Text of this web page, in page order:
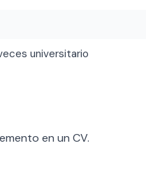
universitario
en un CV.